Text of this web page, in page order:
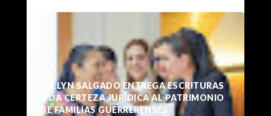
EVELYN SALGADO ENTREGA ESCRITURAS
Y DA CERTEZA JURÍDICA AL PATRIMONIO
DE FAMILIAS GUERRERENSES